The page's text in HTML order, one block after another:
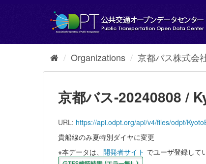
Organizations 京都バス株式会
京都バス-20240808 /
URL: https://api.odpt.org/api/v4/files/odpt/
貴船線のみ夏特別ダイヤに変更
※本データは、 開発者サイト でユーザ登録して